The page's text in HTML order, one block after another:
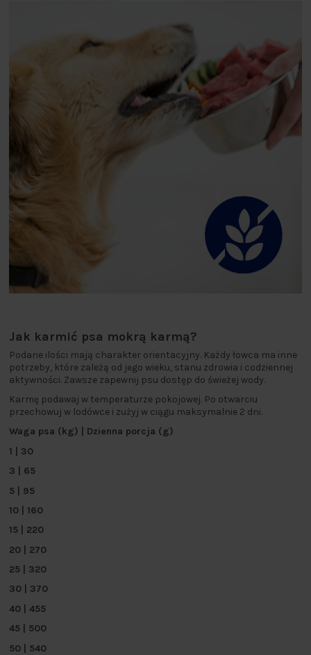
Jak karmić psa mokrą karmą?
Podane ilości mają charakter orientacyjny. Każdy łowca ma inne
potrzeby, które zależą od jego wieku, stanu zdrowia i codziennej
aktywności. Zawsze zapewnij psu dostęp do świeżej wody.
Karmę podawaj w temperaturze pokojowej. Po otwarciu
przechowuj w lodówce i zużyj w ciągu maksymalnie 2 dni.
Waga psa (kg) | Dzienna porcja (g)
1 | 30
3 | 65
5 | 95
10 | 160
15 | 220
20 | 270
25 | 320
30 | 370
40 | 455
45 | 500
50 | 540